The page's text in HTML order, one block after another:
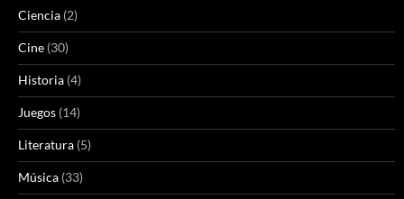
Ciencia (2)
Cine (30)
Historia (4)
Juegos (14)
Literatura (5)
Música (33)